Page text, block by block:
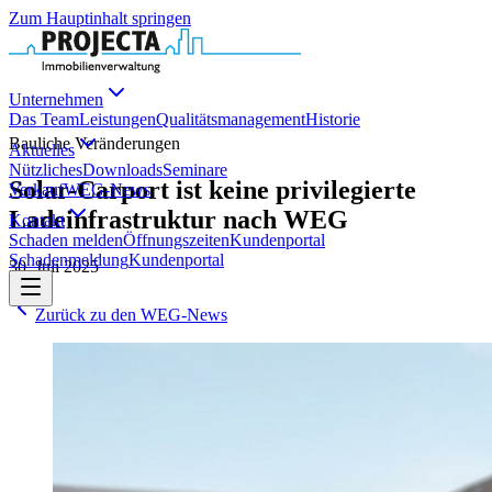
Zum Hauptinhalt springen
Unternehmen
Das TeamLeistungenQualitätsmanagementHistorie
Aktuelles
NützlichesDownloadsSeminare
VerkaufWEG-News
Kontakt
Schaden meldenÖffnungszeitenKundenportal
SchadenmeldungKundenportal
Bauliche Veränderungen
Solar-Carport ist keine privilegierte
Ladeinfrastruktur nach WEG
30. Juli 2025
Zurück zu den WEG-News